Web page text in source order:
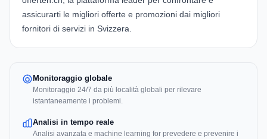
assicurarti le migliori offerte e promozioni dai migliori
fornitori di servizi in Svizzera.
Monitoraggio globale
Monitoraggio 24/7 da più località globali per rilevare
istantaneamente i problemi.
Analisi in tempo reale
Analisi avanzata e machine learning for prevedere e prevenire i